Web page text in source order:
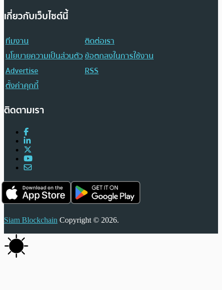
เกี่ยวกับเว็บไซต์นี้
ทีมงาน
ติดต่อเรา
นโยบายความเป็นส่วนตัวข้อตกลงในการใช้งาน
Advertise
RSS
ตั้งค่าคุกกี้
ติดตามเรา
Siam Blockchain Copyright © 2026.